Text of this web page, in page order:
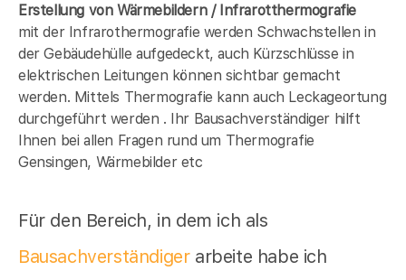
Erstellung von Wärmebildern / Infrarotthermografie
mit der Infrarothermografie werden Schwachstellen in
der Gebäudehülle aufgedeckt, auch Kürzschlüsse in
elektrischen Leitungen können sichtbar gemacht
werden. Mittels Thermografie kann auch Leckageortung
durchgeführt werden . Ihr Bausachverständiger hilft
Ihnen bei allen Fragen rund um Thermografie
Gensingen, Wärmebilder etc
Für den Bereich, in dem ich als
Bausachverständigerarbeite habe ich